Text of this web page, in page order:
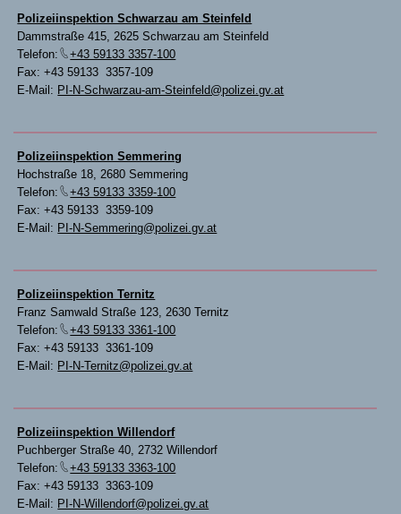
Polizeiinspektion Schwarzau am Steinfeld
Dammstraße 415, 2625 Schwarzau am Steinfeld
Telefon:
+43 59133 3357-100
Fax: +43 59133 3357-109
E-Mail: PI-N-Schwarzau-am-Steinfeld@polizei.gv.at
Polizeiinspektion Semmering
Hochstraße 18, 2680 Semmering
Telefon:
+43 59133 3359-100
Fax: +43 59133 3359-109
E-Mail: PI-N-Semmering@polizei.gv.at
Polizeiinspektion Ternitz
Franz Samwald Straße 123, 2630 Ternitz
Telefon:
+43 59133 3361-100
Fax: +43 59133 3361-109
E-Mail: PI-N-Ternitz@polizei.gv.at
Polizeiinspektion Willendorf
Puchberger Straße 40, 2732 Willendorf
Telefon:
+43 59133 3363-100
Fax: +43 59133 3363-109
E-Mail: PI-N-Willendorf@polizei.gv.at